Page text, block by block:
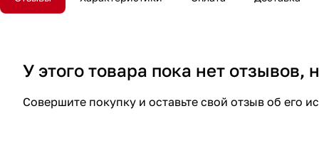
У этого товара пока нет
Совершите покупку и оставьте свой отзыв об его